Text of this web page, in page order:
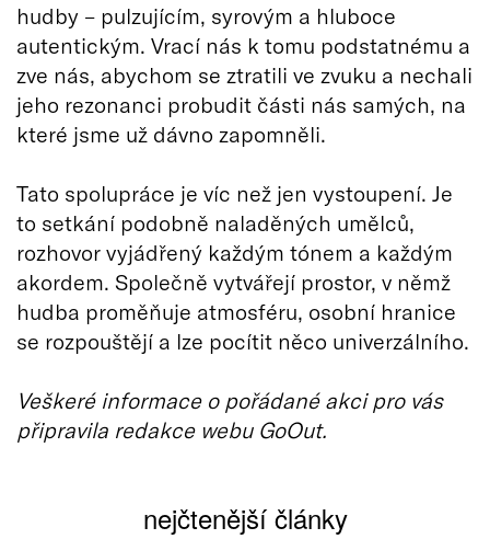
hudby – pulzujícím, syrovým a hluboce
autentickým. Vrací nás k tomu podstatnému a
zve nás, abychom se ztratili ve zvuku a nechali
jeho rezonanci probudit části nás samých, na
které jsme už dávno zapomněli.
Tato spolupráce je víc než jen vystoupení. Je
to setkání podobně naladěných umělců,
rozhovor vyjádřený každým tónem a každým
akordem. Společně vytvářejí prostor, v němž
hudba proměňuje atmosféru, osobní hranice
se rozpouštějí a lze pocítit něco univerzálního.
Veškeré informace o pořádané akci pro vás
připravila redakce webu GoOut.
nejčtenější články